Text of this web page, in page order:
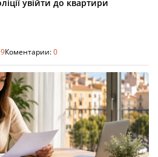
увійти до квартири
Коментарии:0